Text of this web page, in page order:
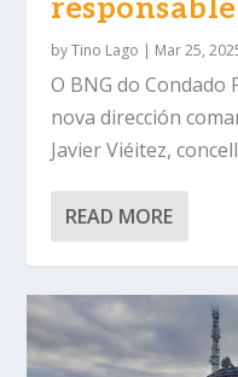
byTino Lago | Mar 25,
O BNG do Condado
nova dirección
Javier Viéitez,
READ MORE